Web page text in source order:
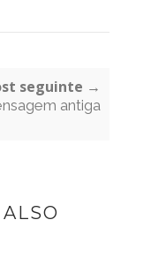
seguinte →
antiga